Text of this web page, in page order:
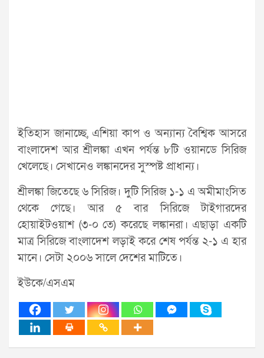
ইতিহাস জানাচ্ছে, এশিয়া কাপ ও অন্যান্য বৈশ্বিক আসরে
বাংলাদেশ আর শ্রীলঙ্কা এখন পর্যন্ত ৮টি ওয়ানডে সিরিজ
খেলেছে। সেখানেও লঙ্কানদের সুস্পষ্ট প্রাধান্য।
শ্রীলঙ্কা জিতেছে ৬ সিরিজ। দুটি সিরিজ ১-১ এ অমীমাংসিত
থেকে গেছে। আর ৫ বার সিরিজে টাইগারদের
হোয়াইটওয়াশ (৩-০ তে) করেছে লঙ্কানরা। এছাড়া একটি
মাত্র সিরিজে বাংলাদেশ লড়াই করে শেষ পর্যন্ত ২-১ এ হার
মানে। সেটা ২০০৬ সালে দেশের মাটিতে।
ইউকে/এসএম